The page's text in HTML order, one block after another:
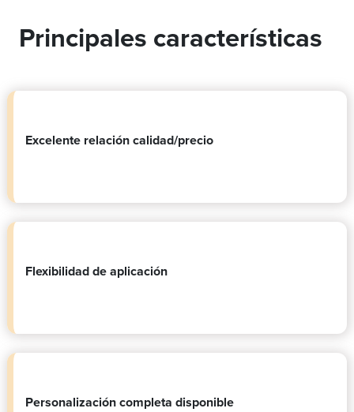
Principales características
Excelente relación calidad/precio
Flexibilidad de aplicación
Personalización completa disponible